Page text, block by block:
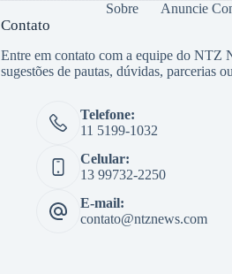
Sobre Anuncie
Contato
Entre em contato com a equipe do NTZ
sugestões de pautas, dúvidas, parcerias
Telefone:
11 5199-1032
Celular:
13 99732-2250
E-mail:
contato@ntznews.com